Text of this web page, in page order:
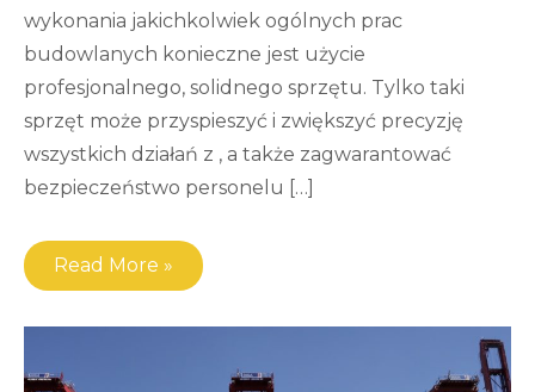
wykonania jakichkolwiek ogólnych prac
budowlanych konieczne jest użycie
profesjonalnego, solidnego sprzętu. Tylko taki
sprzęt może przyspieszyć i zwiększyć precyzję
wszystkich działań z , a także zagwarantować
bezpieczeństwo personelu […]
Read More »